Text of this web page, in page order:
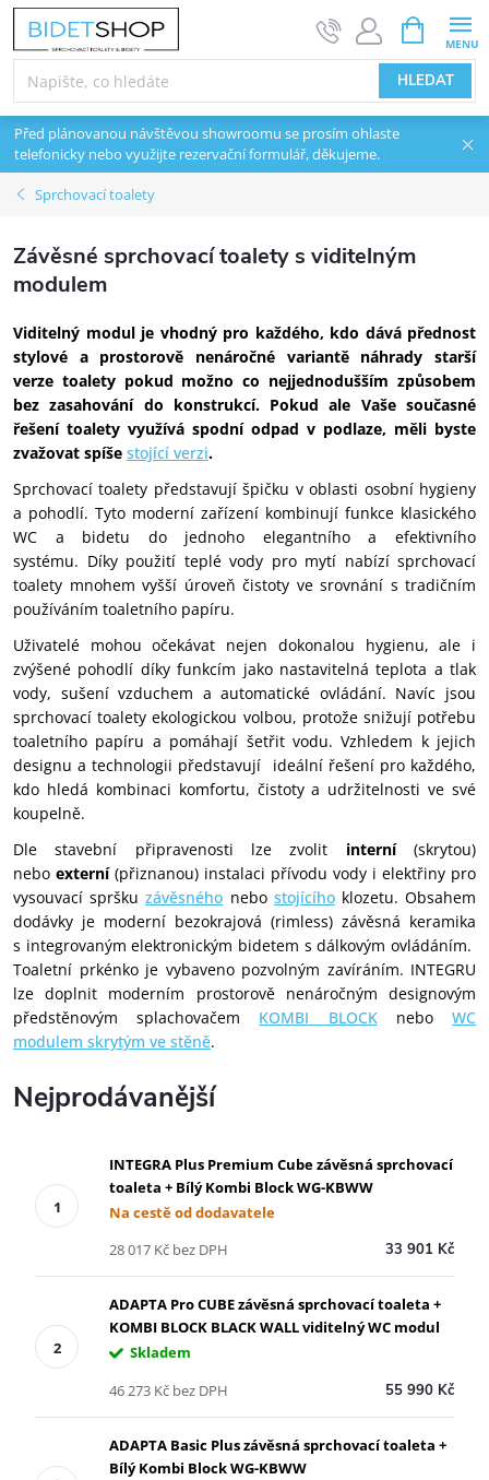
Přejít na obsah
HLEDAT
Před plánovanou návštěvou showroomu se prosím ohlaste
telefonicky nebo využijte rezervační formulář, děkujeme.
Sprchovací toalety
Závěsné sprchovací toalety s viditelným
modulem
Viditelný modul je vhodný pro každého, kdo dává přednost
stylové a prostorově nenáročné variantě náhrady starší
verze toalety pokud možno co nejjednodušším způsobem
bez zasahování do konstrukcí. Pokud ale Vaše současné
řešení toalety využívá spodní odpad v podlaze, měli byste
zvažovat spíše stojící verzi.
Sprchovací toalety představují špičku v oblasti osobní hygieny
a pohodlí. Tyto moderní zařízení kombinují funkce klasického
WC a bidetu do jednoho elegantního a efektivního
systému. Díky použití teplé vody pro mytí nabízí sprchovací
toalety mnohem vyšší úroveň čistoty ve srovnání s tradičním
používáním toaletního papíru.
Uživatelé mohou očekávat nejen dokonalou hygienu, ale i
zvýšené pohodlí díky funkcím jako nastavitelná teplota a tlak
vody, sušení vzduchem a automatické ovládání. Navíc jsou
sprchovací toalety ekologickou volbou, protože snižují potřebu
toaletního papíru a pomáhají šetřit vodu. Vzhledem k jejich
designu a technologii představují ideální řešení pro každého,
kdo hledá kombinaci komfortu, čistoty a udržitelnosti ve své
koupelně.
Dle stavební připravenosti lze zvolit interní(skrytou)
nebo externí(přiznanou) instalaci přívodu vody i elektřiny pro
vysouvací sprškuzávěsného nebo stojícíhoklozetu.Obsahem
dodávky je moderní bezokrajová (rimless) závěsná keramika
s integrovaným elektronickým bidetem s dálkovým ovládáním.
Toaletní prkénko je vybaveno pozvolným zavíráním. INTEGRU
lze doplnit moderním prostorově nenáročným designovým
předstěnovým splachovačem KOMBI BLOCKneboWC
modulem skrytým ve stěně.
Nejprodávanější
INTEGRA Plus Premium Cube závěsná sprchovací
toaleta + Bílý Kombi Block WG-KBWW
Na cestě od dodavatele
33 901 Kč
28 017 Kč bez DPH
ADAPTA Pro CUBE závěsná sprchovací toaleta +
KOMBI BLOCK BLACK WALL viditelný WC modul
Skladem
55 990 Kč
46 273 Kč bez DPH
ADAPTA Basic Plus závěsná sprchovací toaleta +
Bílý Kombi Block WG-KBWW